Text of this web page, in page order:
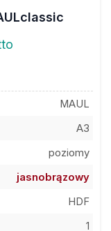
MAUL
A3
poziomy
jasnobrązowy
HDF
1